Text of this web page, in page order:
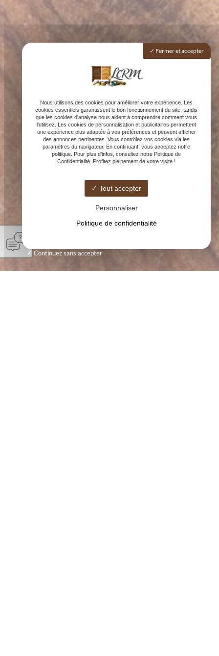
Fermer et accepter
Nous utilisons des cookies pour améliorer votre expérience. Les
cookies essentiels garantissent le bon fonctionnement du site, tandis
que les cookies d'analyse nous aident à comprendre comment vous
l'utilisez. Les cookies de personnalisation et publicitaires permettent
une expérience plus adaptée à vos préférences et peuvent afficher
des annonces pertinentes. Vous contrôlez vos cookies via les
paramètres du navigateur. En continuant, vous acceptez notre
politique. Pour plus d'infos, consultez notre Politique de
Confidentialité. Profitez pleinement de votre visite !
Tout accepter
Personnaliser
Politique de confidentialité
Continuez sans accepter